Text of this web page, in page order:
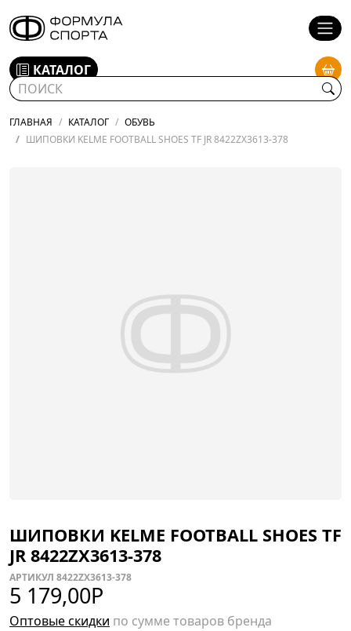
КАТАЛОГ
ГЛАВНАЯ КАТАЛОГ
ОБУВЬ
ШИПОВКИ KELME FOOTBALL SHOES TF JR 8422ZX3613-378
ШИПОВКИ KELME FOOTBALL SHOES TF
JR 8422ZX3613-378
АРТИКУЛ 8422ZX3613-378
5 179,00Р
Оптовые скидки по сумме товаров бренда